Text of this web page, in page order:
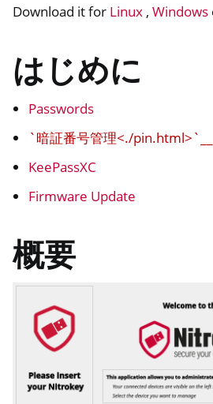
navigation of ニトロピ
navigation of Nitrokey Python SDK
Download it for Linux , Windows
はじめに
Passwords
`暗証番号管理<./pin.html>`__
KeePassXC
Firmware Update
概要